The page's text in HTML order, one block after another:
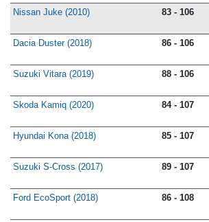
Nissan Juke (2010) 83 - 106
Dacia Duster (2018) 86 - 106
Suzuki Vitara (2019) 88 - 106
Skoda Kamiq (2020) 84 - 107
Hyundai Kona (2018)
85 - 107
Suzuki S-Cross (2017) 89 - 107
Ford EcoSport (2018) 86 - 108